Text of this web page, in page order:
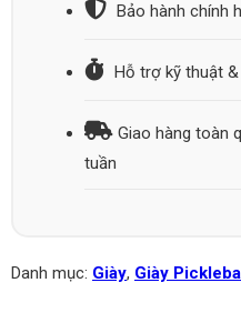
Bảo hành chính
Hỗ trợ kỹ thuật
Giao hàng toàn
tuần
Danh mục: Giày, Giày